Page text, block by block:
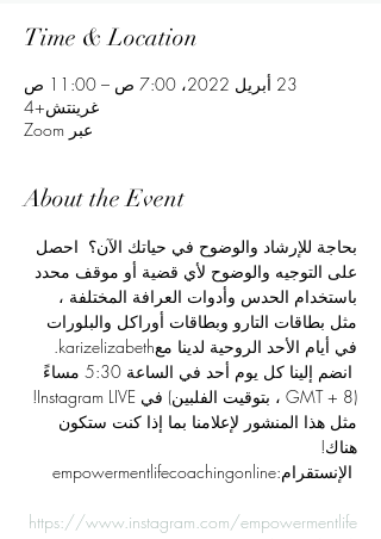
Time & Location
23 أبريل 2022، 7:00 ص – 11:00 ص
غرينتش+4
عبر Zoom
About the Event
بحاجة للإرشاد والوضوح في حياتك الآن؟  احصل
على التوجيه والوضوح لأي قضية أو موقف محدد
باستخدام الحدس وأدوات العرافة المختلفة ،
مثل بطاقات التارو وبطاقات أوراكل والبلورات
في أيام الأحد الروحية لدينا معkarizelizabeth.
انضم إلينا كل يوم أحد في الساعة 5:30 مساءً
(GMT + 8 ، بتوقيت الفلبين) في Instagram LIVE!
مثل هذا المنشور لإعلامنا بما إذا كنت ستكون
هناك!
https://www.instagram.com/empowermentlife